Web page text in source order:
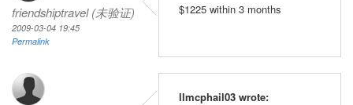
friendshiptravel (未验证)
2009-03-04 19:45
Permalink
$1225 within 3 months
llmcphail03 wrote: